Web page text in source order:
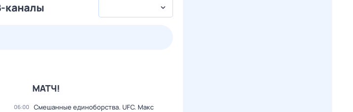
каналы
МАТЧ!
06:00
Смешанные единоборства. UFC. Макс